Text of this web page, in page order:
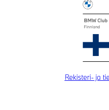
Rekisteri- ja